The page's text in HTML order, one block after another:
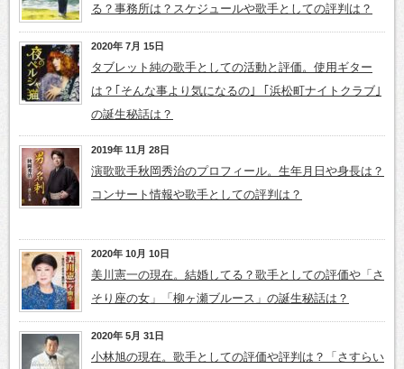
る？事務所は？スケジュールや歌手としての評判は？
2020年 7月 15日
タブレット純の歌手としての活動と評価。使用ギター
は？｢そんな事より気になるの｣ ｢浜松町ナイトクラブ｣
の誕生秘話は？
2019年 11月 28日
演歌歌手秋岡秀治のプロフィール。生年月日や身長は？
コンサート情報や歌手としての評判は？
2020年 10月 10日
美川憲一の現在。結婚してる？歌手としての評価や「さ
そり座の女」「柳ヶ瀬ブルース」の誕生秘話は？
2020年 5月 31日
小林旭の現在。歌手としての評価や評判は？「さすらい